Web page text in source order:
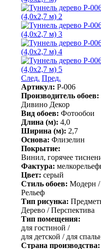
След. Пред.
Артикул: P-006
Производитель обоев:
Дивино Декор
Вид обоев: Фотообои
Длина (м): 4,0
Ширина (м): 2,7
Основа: Флизелин
Покрытие:
Винил, горячее
Фактура:
Цвет: серый
Стиль обоев: Модерн /
Рельеф
Тип рисунка:
Дерево / Перспектива
Тип помещения:
для гостиной /
для детской / для
Страна производства: